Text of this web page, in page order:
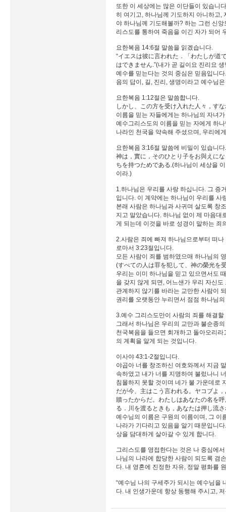
또한 이 세상에는 많은 이단들이 있습니
히 여기고, 하나님께 기도하지 아니하고,
야 하나님께 기도해볼까? 하는 그런 신
리스도를 통하여 죽음을 이긴 자가 되어
요한복음 14:6절 말씀을 읽겠습니다.
“イエスは彼に言われた．「わたしが道
はできません.”(내가 곧 길이요 진리요
예수를 믿는다는 것의 중심은 믿음입니
음의 답이, 길, 진리, 생명이라고 예수님
요한복음 1:12절은 말씀합니다.
しかし、この方を受け入れた人々，す
이름을 믿는 자들에게는 하나님의 자녀
예수그리스도의 이름을 믿는 자에게 하
나라인 천국을 약속해 주셨으며, 우리에
요한복음 3:16절 말씀에 비밀이 있습니다.
神は，實に，そのひとり子をお與えに
ちを持つためである.(하나님이 세상을
이라.)
1.하나님은 우리를 사랑 하십니다. 그 증
입니다. 이 계약에는 하나님이 우리를 사
본래 사람은 하나님과 사귀며 살도록 창
지고 말았습니다. 하나님 없이 제 마음대
게 되는데 이것을 바로 성경이 말하는 죄
2.사람은 죄에 빠져 하나님으로부터 떠나
로마서 3:23절입니다.
모든 사람이 죄를 범하였으매 하나님의
(すべての人は罪を犯して、神の榮光を
우리는 이미 하나님을 믿고 있으면서도
을 갖지 않게 되면, 어느샌가 우리 자신
관계하지 않기를 바라는 교만한 사람이
권리를 오랫동안 누리면서 점점 하나님
3.예수 그리스도만이 사람의 죄를 해결
그래서 하나님은 우리의 교만과 불순종
천국복음을 들으면 회개하고 돌아오리
의 계획을 알게 되는 것입니다.
이사야 43:1-2절입니다.
야곱아 너를 창조하신 여호와께서 지금
속하였고 내가 너를 지명하여 불렀나니
침몰하지 못할 것이며 네가 불 가운데로
だが今、主はこう言われる。ヤコブよ
贖ったからだ。わたしはあなたの名を
る．川を渡るときも，あなたは押し流
예수님의 이름은 구원의 이름이며, 그 이
나라가 기다리고 있음을 알기 때문입니
상을 담대하게 살아갈 수 있게 합니다.
그리스도를 영접한다는 것은 나 중심에
나님의 나라에 합당한 사람이 되도록 겸
다. 내 영혼에 진정한 자유, 정말 평화를
“예수님 나의 구세주가 되시는 예수님을
다. 내 인생가운데 항상 동행해 주시고,